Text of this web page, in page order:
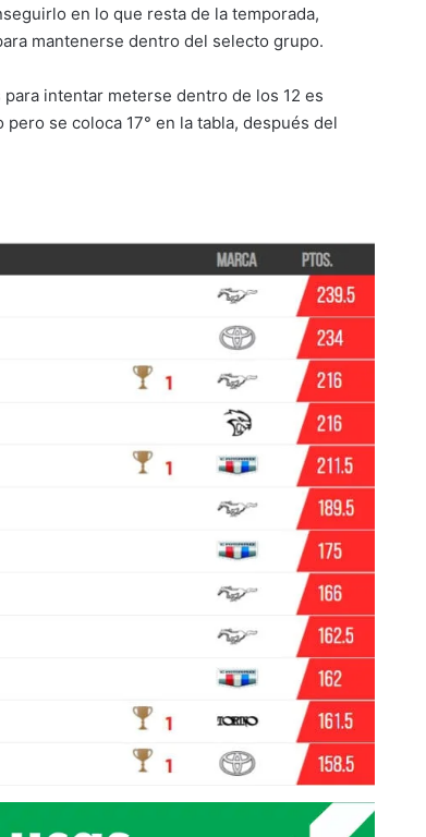
en lo que resta de la temporada,
mantenerse dentro del selecto grupo.
intentar meterse dentro de los 12 es
se coloca 17° en la tabla, después del